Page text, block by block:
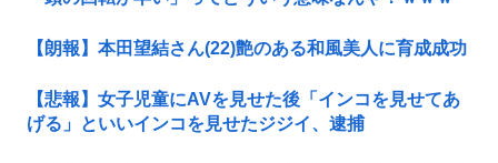
【朗報】本田望結さん(22)艶のある和風美人に育成成功
【悲報】女子児童にAVを見せた後「インコを見せてあ
げる」といいインコを見せたジジイ、逮捕